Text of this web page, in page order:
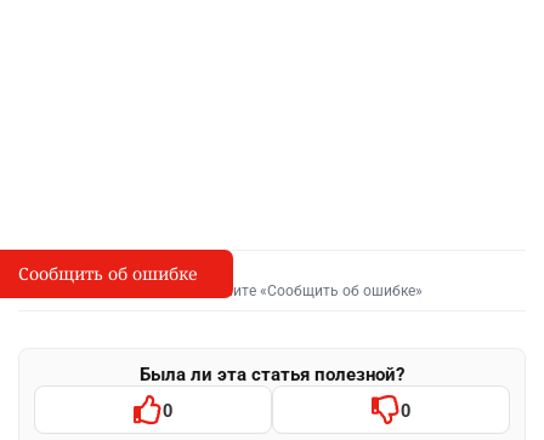
I
Сообщить об опечатке
Выделите фрагмент и нажмите «Сообщить об ошибке»
Была ли эта статья полезной?
0 0
Сообщить об ошибке